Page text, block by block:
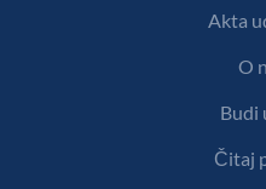
Akta
O
Budi
Čitaj